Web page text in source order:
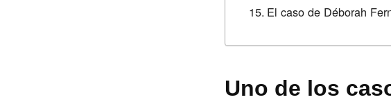
El caso de Déborah
Uno de los